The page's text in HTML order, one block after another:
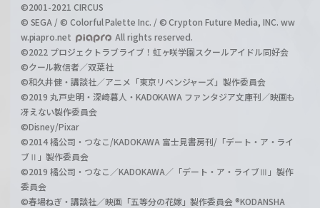
©2001-2021 CIRCUS
© SEGA / © Colorful Palette Inc. / © Crypton Future Media, INC. ww
w.piapro.net
All rights reserved.
©2022 プロジェクトラブライブ！虹ヶ咲学園スクールアイドル同好会
©クール教信者／双葉社
©和久井健・講談社／アニメ「東京リベンジャーズ」製作委員会
©2019 丸戸史明・深崎暮人・KADOKAWA ファンタジア文庫刊／映画も
冴えない製作委員会
©Disney/Pixar
©2014 橘公司・つなこ/KADOKAWA 富士見書房刊/「デート・ア・ライ
ブⅡ」製作委員会
©2019 橘公司・つなこ／KADOKAWA／「デート・ア・ライブⅢ」製作
委員会
©春場ねぎ・講談社／映画「五等分の花嫁」製作委員会 ®KODANSHA